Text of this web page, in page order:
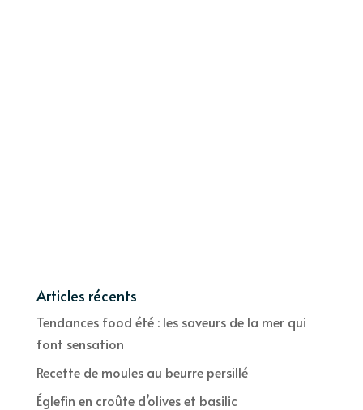
Articles récents
Tendances food été : les saveurs de la mer qui
font sensation
Recette de moules au beurre persillé
Églefin en croûte d’olives et basilic